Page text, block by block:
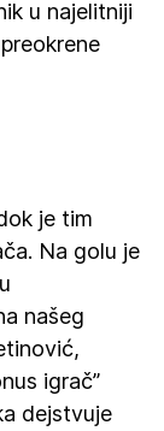
u najelitniji
je tim
Na golu je
našeg
igrač”
dejstvuje